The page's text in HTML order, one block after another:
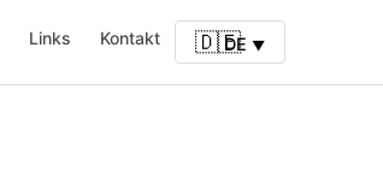
Links Kontakt 🇩🇪
DE